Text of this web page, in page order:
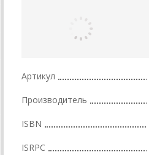
Артикул
Производитель
ISBN
ISRPC